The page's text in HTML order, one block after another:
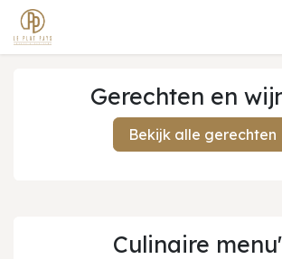
Gerechten en
Bekijk alle gerechten
Culinaire